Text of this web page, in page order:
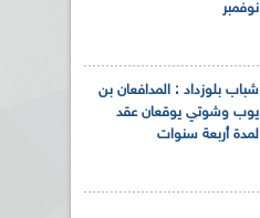
نوفمبر
شباب بلوزداد : المدافعان بن
يوب وشوتي يوقعان عقد
لمدة أربعة سنوات